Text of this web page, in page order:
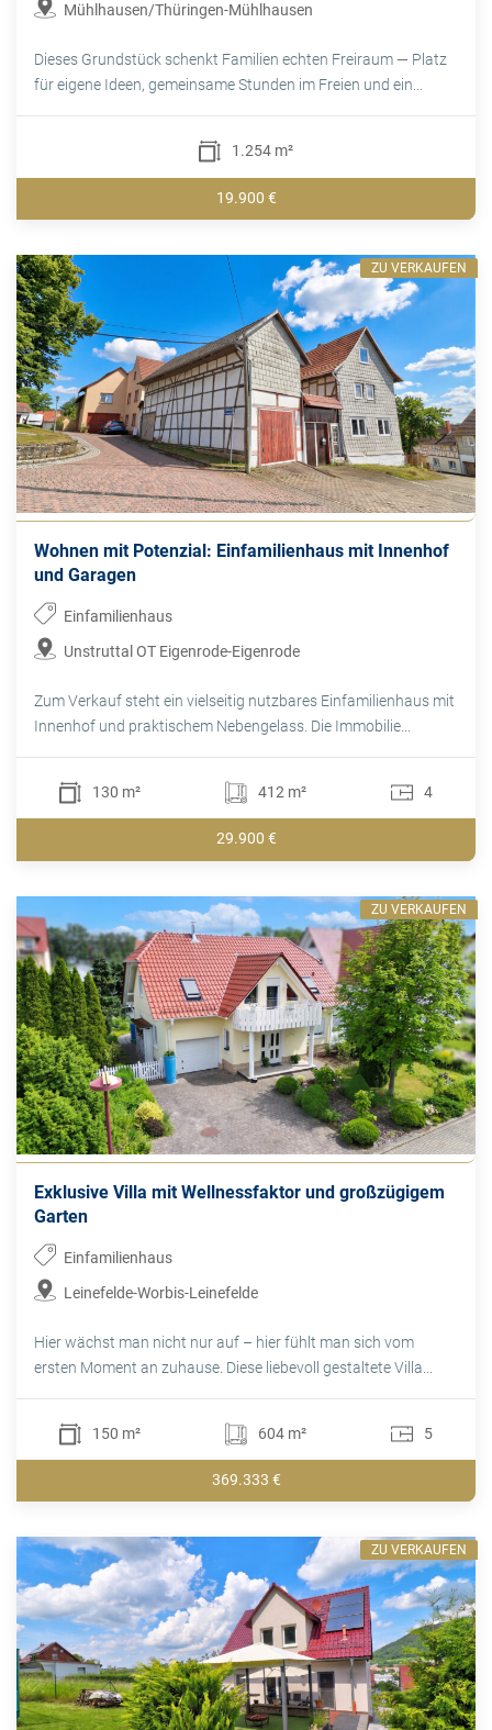
Mühlhausen/Thüringen-Mühlhausen
Dieses Grundstück schenkt Familien echten Freiraum — Platz
für eigene Ideen, gemeinsame Stunden im Freien und ein...
1.254 m²
19.900 €
Wohnen mit Potenzial: Einfamilienhaus mit Innenhof
und Garagen
Einfamilienhaus
Unstruttal OT Eigenrode-Eigenrode
Zum Verkauf steht ein vielseitig nutzbares Einfamilienhaus mit
Innenhof und praktischem Nebengelass. Die Immobilie...
130 m² 412 m² 4
29.900 €
ZU VERKAUFEN
Exklusive Villa mit Wellnessfaktor und großzügigem
Garten
Einfamilienhaus
Leinefelde-Worbis-Leinefelde
Hier wächst man nicht nur auf – hier fühlt man sich vom
ersten Moment an zuhause. Diese liebevoll gestaltete Villa...
150 m² 604 m² 5
369.333 €
ZU VERKAUFEN
ZU VERKAUFEN